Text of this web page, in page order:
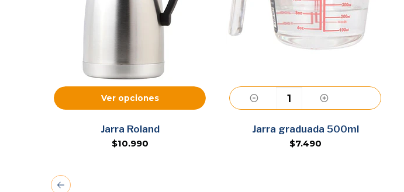
Ver opciones
Jarra Roland
$10.990
Agregar
Jarra graduada 500ml
$7.490